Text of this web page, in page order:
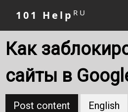
101 Help RU
Как
сайты в
Post content English